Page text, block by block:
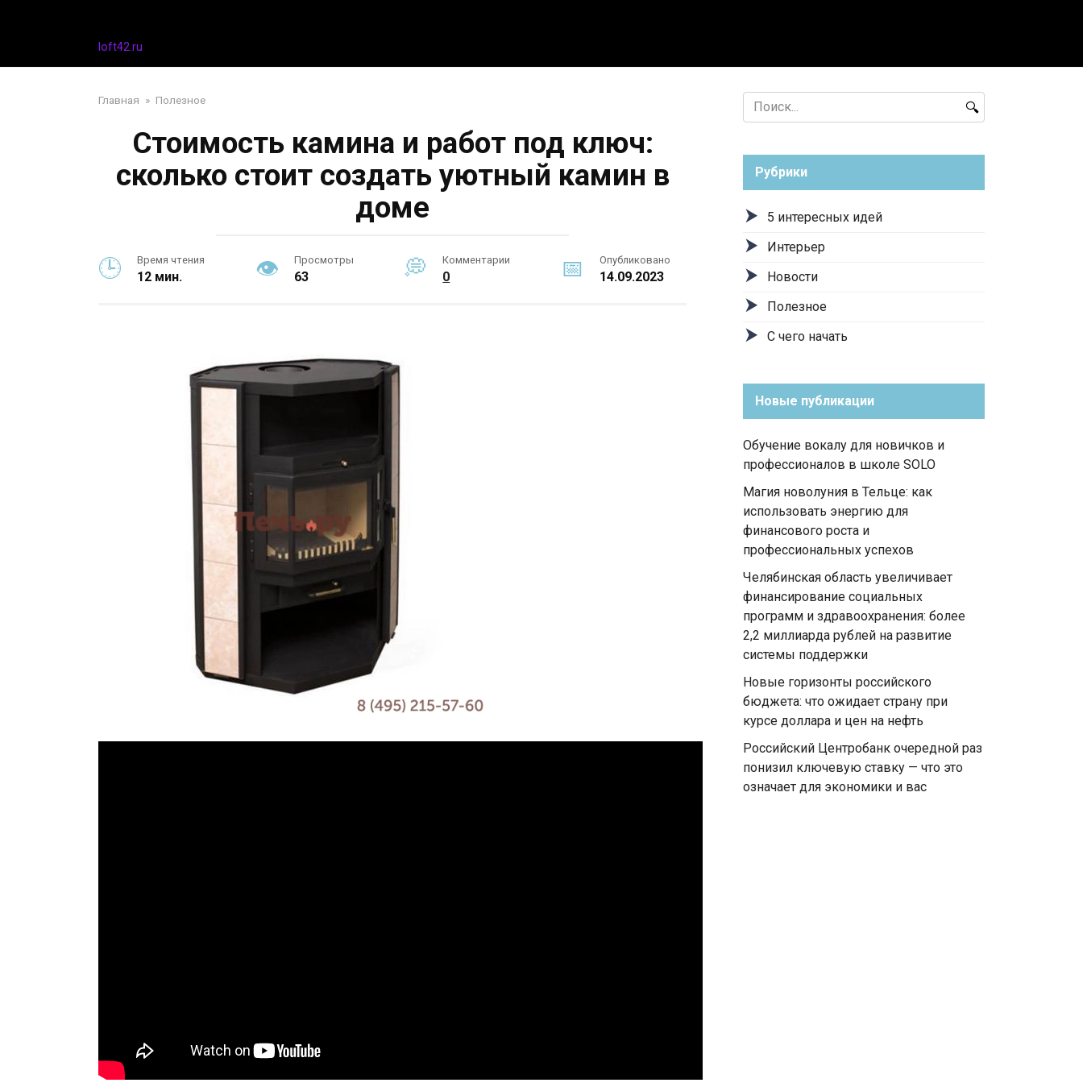
loft42.ru
Главная » Полезное
Стоимость камина и работ под ключ:
сколько стоит создать уютный камин в
доме
Время чтения
12 мин.
Просмотры
63
Комментарии
0
Опубликовано
14.09.2023
Search
for:
Рубрики
5 интересных идей
Интерьер
Новости
Полезное
С чего начать
Новые публикации
Обучение вокалу для новичков и
профессионалов в школе SOLO
Магия новолуния в Тельце: как
использовать энергию для
финансового роста и
профессиональных успехов
Челябинская область увеличивает
финансирование социальных
программ и здравоохранения: более
2,2 миллиарда рублей на развитие
системы поддержки
Новые горизонты российского
бюджета: что ожидает страну при
курсе доллара и цен на нефть
Российский Центробанк очередной раз
понизил ключевую ставку — что это
означает для экономики и вас